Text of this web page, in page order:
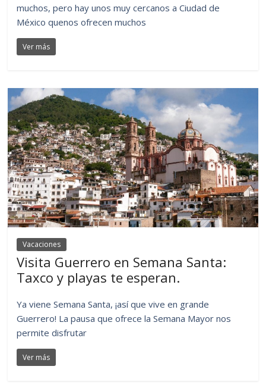
muchos, pero hay unos muy cercanos a Ciudad de
México quenos ofrecen muchos
Ver más
Vacaciones
Visita Guerrero en Semana Santa:
Taxco y playas te esperan.
Ya viene Semana Santa, ¡así que vive en grande
Guerrero! La pausa que ofrece la Semana Mayor nos
permite disfrutar
Ver más